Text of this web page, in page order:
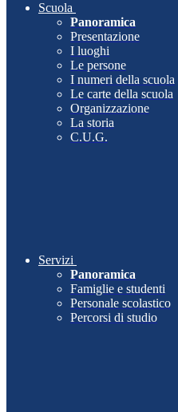
Scuola
Panoramica
Presentazione
I luoghi
Le persone
I numeri della scuola
Le carte della scuola
Organizzazione
La storia
C.U.G.
Servizi
Panoramica
Famiglie e studenti
Personale scolastico
Percorsi di studio